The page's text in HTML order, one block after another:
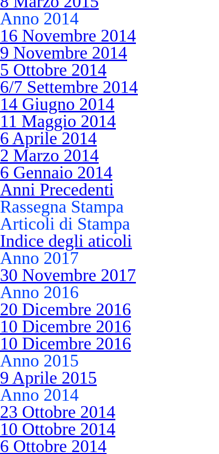
Anno 2014
16 Novembre 2014
9 Novembre 2014
5 Ottobre 2014
6/7 Settembre 2014
14 Giugno 2014
11 Maggio 2014
6 Aprile 2014
2 Marzo 2014
6 Gennaio 2014
Anni Precedenti
Rassegna Stampa
Articoli di Stampa
Indice degli aticoli
Anno 2017
30 Novembre 2017
Anno 2016
20 Dicembre 2016
10 Dicembre 2016
10 Dicembre 2016
Anno 2015
9 Aprile 2015
Anno 2014
23 Ottobre 2014
10 Ottobre 2014
6 Ottobre 2014